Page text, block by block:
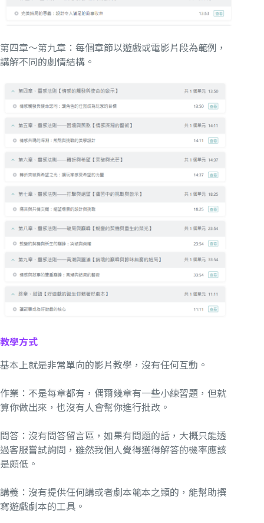
第四章～第九章：每個章節以遊戲或電影片段為範例，
講解不同的劇情結構。
教學方式
基本上就是非常單向的影片教學，沒有任何互動。
作業：不是每章都有，偶爾幾章有一些小練習題，但就
算你做出來，也沒有人會幫你進行批改。
問答：沒有問答留言區，如果有問題的話，大概只能透
過客服嘗試詢問，雖然我個人覺得獲得解答的機率應該
是頗低。
講義：沒有提供任何講或者劇本範本之類的，能幫助撰
寫遊戲劇本的工具。